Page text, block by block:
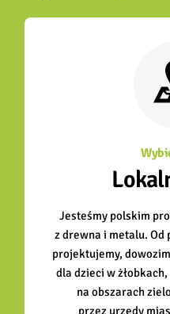
Jesteśmy polskim
z drewna i metalu. Od
projektujemy,
dla dzieci w
na obszarach
przez urzędy